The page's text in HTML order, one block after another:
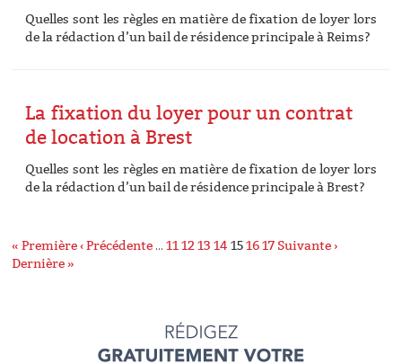
Quelles sont les règles en matière de fixation de loyer lors
de la rédaction d’un bail de résidence principale à Reims?
La fixation du loyer pour un contrat
de location à Brest
Quelles sont les règles en matière de fixation de loyer lors
de la rédaction d’un bail de résidence principale à Brest?
« Première ‹ Précédente … 11 12 13 14 1516 17 Suivante ›
Dernière »